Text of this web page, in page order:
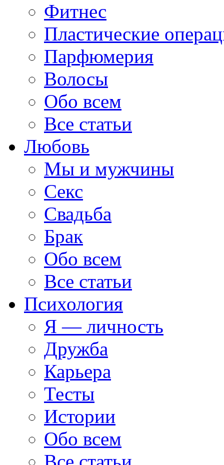
Фитнес
Пластические
Парфюмерия
Волосы
Обо всем
Все статьи
Любовь
Мы и мужчины
Секс
Свадьба
Брак
Обо всем
Все статьи
Психология
Я — личность
Дружба
Карьера
Тесты
Истории
Обо всем